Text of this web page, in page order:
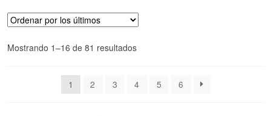
Mostrando 1–16 de 81 resultadosOrdenado
últimos
1 2 3 4 5 6